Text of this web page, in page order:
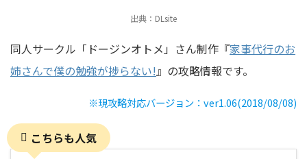
出典：DLsite
同人サークル「ドージンオトメ」さん制作『家事代行のお
姉さんで僕の勉強が捗らない!』の攻略情報です。
※現攻略対応バージョン：ver1.06(2018/08/08)
こちらも人気